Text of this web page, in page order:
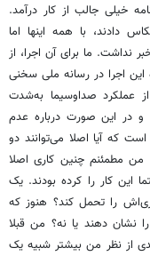
خیلی جالب از کار درآمد.
دادند، با همه اینها اما
نداشت. ما برای آن اجرا، از
اجرا در رسانه ملی سخنی
عملکرد صداوسیما به‌شدت
و در این صورت درباره عدم
که آیا اصلا می‌توانند دو
من مطمئنم چنین کاری اصلا
این کار را کرده بودند. یک
را تحمل کند؟ هنوز که
نشان دهند یا نه؟ من قبلا
از نظر من بیشتر شبیه یک